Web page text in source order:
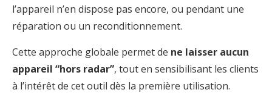
l’appareil n’en dispose pas encore, ou pendant une
réparation ou un reconditionnement.
Cette approche globale permet de ne laisser aucun
appareil “hors radar”, tout en sensibilisant les clients
à l’intérêt de cet outil dès la première utilisation.